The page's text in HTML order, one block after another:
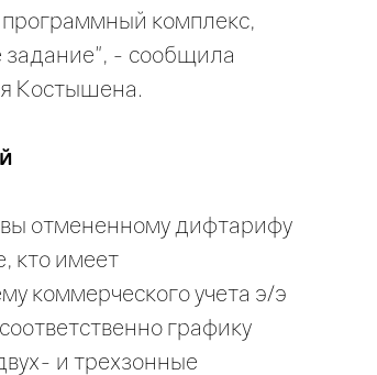
комплекс,
задание", - сообщила
Костышена.
отмененному дифтарифу
кто имеет
коммерческого учета э/э
графику
и трехзонные